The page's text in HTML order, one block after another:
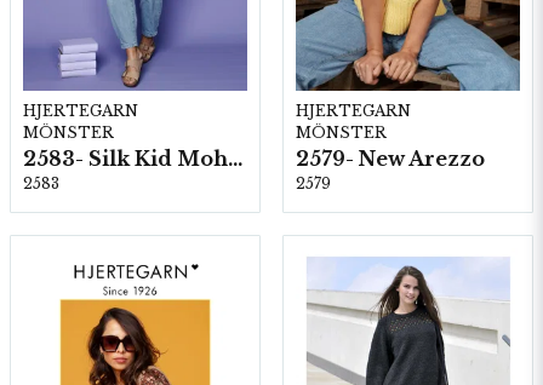
HJERTEGARN
MÖNSTER
2583- Silk Kid Mohair
2583
HJERTEGARN
MÖNSTER
2579- New Arezzo
2579